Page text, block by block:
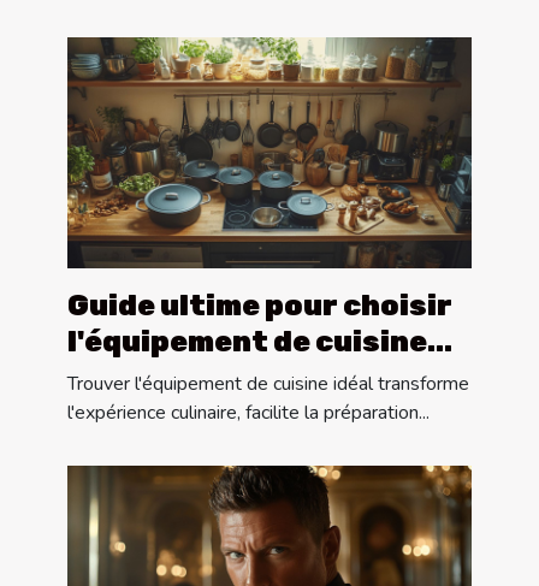
Guide ultime pour choisir
l'équipement de cuisine
idéal
Trouver l'équipement de cuisine idéal transforme
l'expérience culinaire, facilite la préparation...